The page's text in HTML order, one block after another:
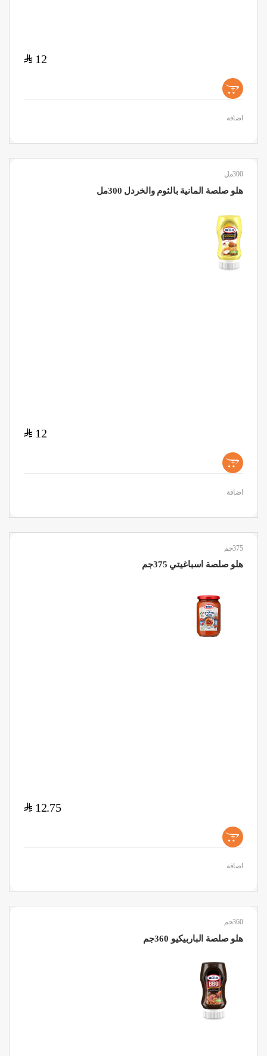
12
$
+
اضافة
300مل
هلو صلصة المانية بالثوم والخردل 300مل
12
$
+
اضافة
375جم
هلو صلصة اسباغيتي 375جم
12.75
$
+
اضافة
360جم
هلو صلصة الباربيكيو 360جم